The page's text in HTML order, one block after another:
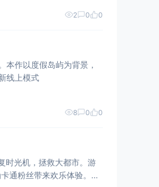
2 0 0
作以度假岛屿为背景，
线上模式
8 0 0
时光机，拯救大都市。游
通粉丝带来欢乐体验。发